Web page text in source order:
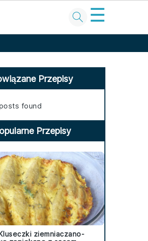
☰
Przepisy
found
Przepisy
ziemniaczano-